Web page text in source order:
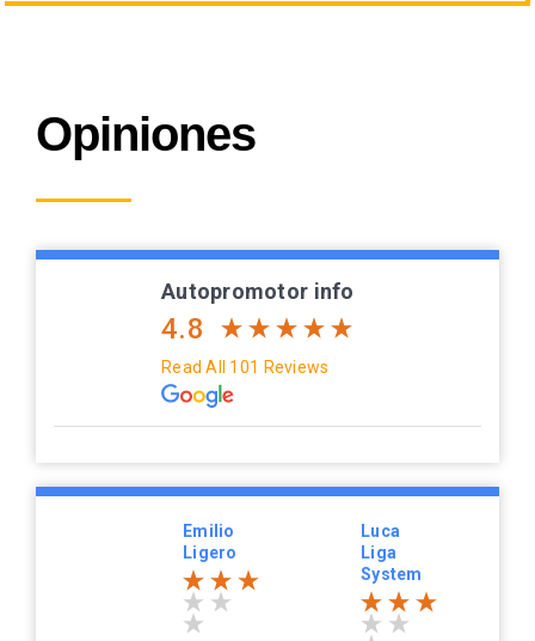
Opiniones
Autopromotor info
4.8
Read All 101 Reviews
Emilio
Ligero
Luca
Liga
System